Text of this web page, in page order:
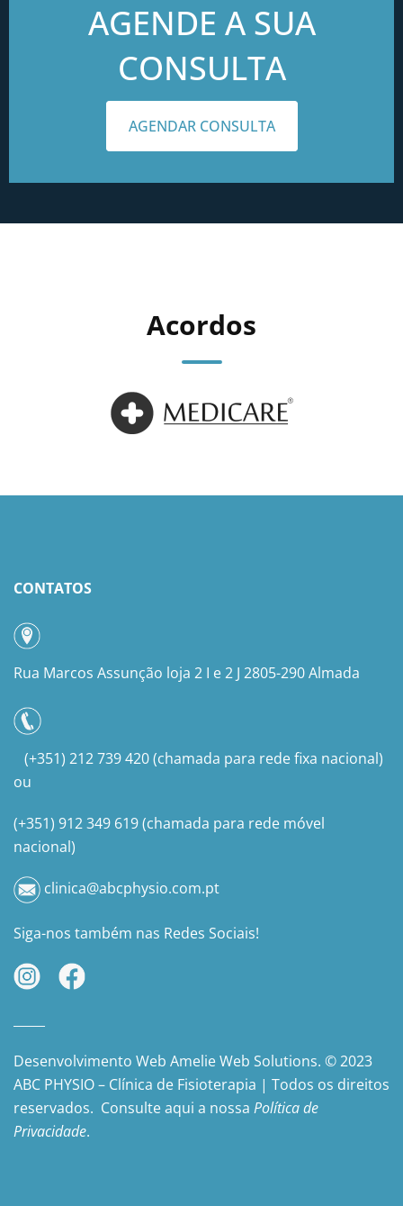
AGENDE A SUA
CONSULTA
AGENDAR CONSULTA
Acordos
CONTATOS
Rua Marcos Assunção loja 2 I e 2 J 2805-290 Almada
(+351) 212 739 420 (chamada para rede fixa nacional)
ou
(+351) 912 349 619 (chamada para rede móvel
nacional)
clinica@abcphysio.com.pt
Siga-nos também nas Redes Sociais!
Desenvolvimento Web Amelie Web Solutions. © 2023
ABC PHYSIO – Clínica de Fisioterapia | Todos os direitos
reservados. Consulte aqui a nossa Política de
Privacidade.